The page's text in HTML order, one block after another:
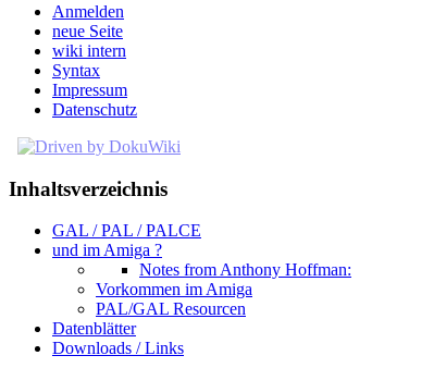
Anmelden
neue Seite
wiki intern
Syntax
Impressum
Datenschutz
Inhaltsverzeichnis
GAL / PAL / PALCE
und im Amiga ?
Notes from Anthony Hoffman:
Vorkommen im Amiga
PAL/GAL Resourcen
Datenblätter
Downloads / Links